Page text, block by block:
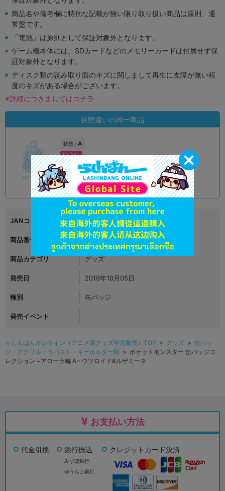
商品名や備考欄に特別な記載が無い限り取り扱い商品は原則、通
常盤です。
「電池」は原則として保証対象外となります。
ゲーム機本体には、SDカードなどのメモリーカードは付属せず保
証対象外となります。
ディスク類の読み取り面のキズに関しまして再生に支障が無い程
度のキズがある場合がございます。
※詳細につきましてはコチラ
状態違いの同一商品
状態 : A
オンライン
品切状態 990 円 税込
JANコード 4521329282015|4521329286662
商品番号 L06259486
商品カテゴリ グッズ
発売日 2019年10月05日
種別 缶バッジ
発売イベント
らしんばんオンライン（アニメ系グッズ中古販売）TOP > グッズ > 缶バッ
ジ・アクリル・ラバスト・キーホルダー類 > ポケットモンスター 缶バッジコ
レクション ~アローラ編 A~ ウツロイド&ルザミーネ
お支払い方法
代金引換 銀行振込
みずほ銀行、
ゆうちょ銀行
クレジットカード決済